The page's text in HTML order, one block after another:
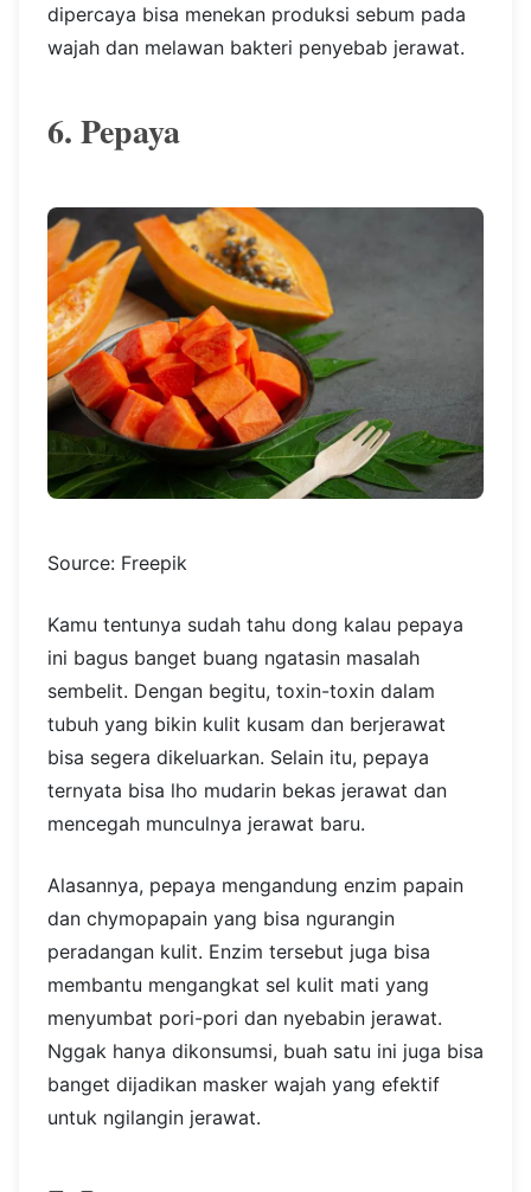
dipercaya bisa menekan produksi sebum pada
wajah dan melawan bakteri penyebab jerawat.
6. Pepaya
Source: Freepik
Kamu tentunya sudah tahu dong kalau pepaya
ini bagus banget buang ngatasin masalah
sembelit. Dengan begitu, toxin-toxin dalam
tubuh yang bikin kulit kusam dan berjerawat
bisa segera dikeluarkan. Selain itu, pepaya
ternyata bisa lho mudarin bekas jerawat dan
mencegah munculnya jerawat baru.
Alasannya, pepaya mengandung enzim papain
dan chymopapain yang bisa ngurangin
peradangan kulit. Enzim tersebut juga bisa
membantu mengangkat sel kulit mati yang
menyumbat pori-pori dan nyebabin jerawat.
Nggak hanya dikonsumsi, buah satu ini juga bisa
banget dijadikan masker wajah yang efektif
untuk ngilangin jerawat.